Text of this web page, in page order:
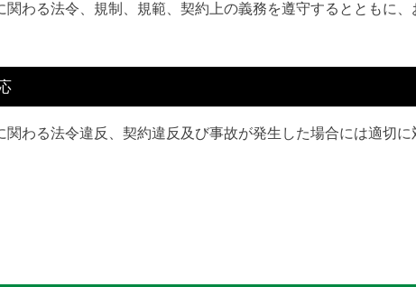
わる法令、規制、規範、契約上の義務を遵守するとともに、
わる法令違反、契約違反及び事故が発生した場合には適切に